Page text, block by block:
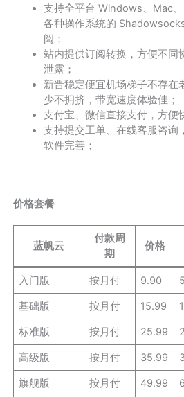
支持全平台 Windows、Mac
各种操作系统的
阅；
站内提供订阅转换，方便不同
泄露；
新晋稳定便宜机场梯子不存在
少不拥挤，带宽速度体验佳；
支付宝、微信直接支付，方便
支持提交工单、在线客服咨询
软件完善；
价格套餐
蓝帆云
付款周
期
价格
入门版 按月付 9.90
基础版 按月付 15.99
标准版 按月付 25.99
高级版 按月付 35.99
旗舰版 按月付 49.99